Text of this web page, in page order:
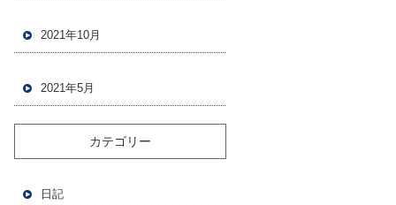
2021年10月
2021年5月
カテゴリー
日記